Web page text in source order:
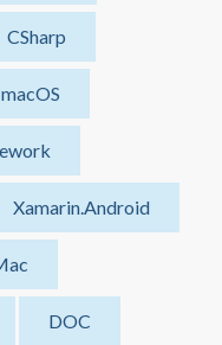
CSharp
macOS
Xamarin.Android
DOC